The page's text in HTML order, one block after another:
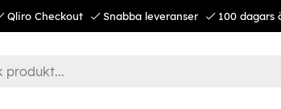
Qliro Checkout Snabba leveranser 100 dagars